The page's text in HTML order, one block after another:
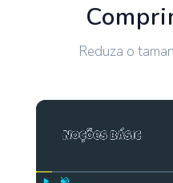
Reduza o